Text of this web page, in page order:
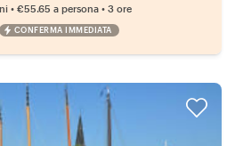
• €55.65 a persona • 3 ore
CONFERMA IMMEDIATA